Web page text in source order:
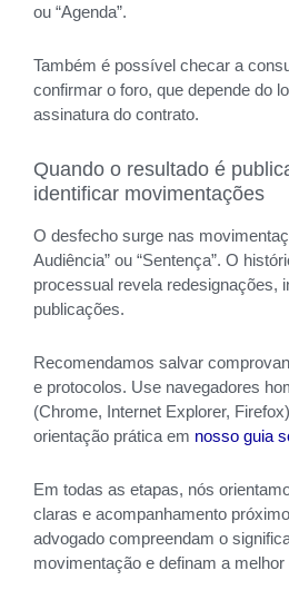
ou “Agenda”.
Também é possível checar a
confirmar o foro, que depende do
assinatura do contrato.
Quando o resultado é
identificar movimentações
O desfecho surge nas
Audiência” ou “Sentença”. O
processual revela redesignações,
publicações.
Recomendamos salvar
e protocolos. Use navegadores
(Chrome, Internet Explorer,
orientação prática em nosso guia
Em todas as etapas, nós
claras e acompanhamento
advogado compreendam o
movimentação e definam a